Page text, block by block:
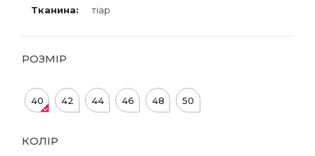
Тканина:
тіар
РОЗМІР
40 42 44 46 48 50
КОЛІР